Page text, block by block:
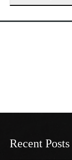
Recent Posts